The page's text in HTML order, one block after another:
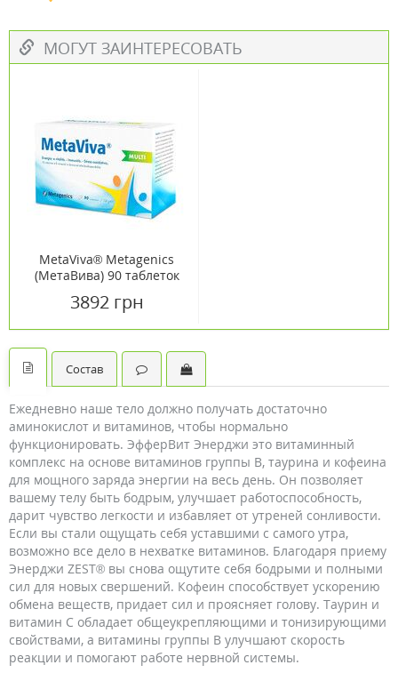
МОГУТ ЗАИНТЕРЕСОВАТЬ
MetaViva® Metagenics
(МетаВива) 90 таблеток
3892 грн
Состав
Ежедневно наше тело должно получать достаточно
аминокислот и витаминов, чтобы нормально
функционировать. ЭфферВит Энерджи это витаминный
комплекс на основе витаминов группы В, таурина и кофеина
для мощного заряда энергии на весь день. Он позволяет
вашему телу быть бодрым, улучшает работоспособность,
дарит чувство легкости и избавляет от утреней сонливости.
Если вы стали ощущать себя уставшими с самого утра,
возможно все дело в нехватке витаминов. Благодаря приему
Энерджи ZEST® вы снова ощутите себя бодрыми и полными
сил для новых свершений. Кофеин способствует ускорению
обмена веществ, придает сил и проясняет голову. Таурин и
витамин С обладает общеукрепляющими и тонизирующими
свойствами, а витамины группы В улучшают скорость
реакции и помогают работе нервной системы.